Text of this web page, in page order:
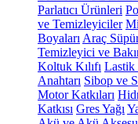
Parlatıcı Ürünleri
ve Temizleyiciler
Boyaları Araç
Temizleyici ve
Koltuk Kılıfı Lastik
Anahtarı Sibop ve
Motor Katkıları
Katkısı Gres Yağı